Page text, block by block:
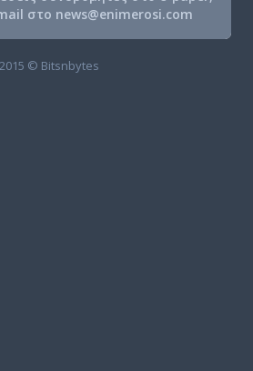
στο news@enimerosi.com
2015 © Bitsnbytes